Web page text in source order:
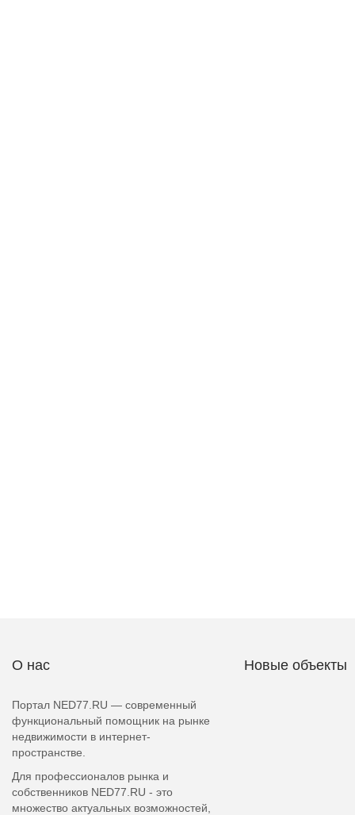
О нас
Портал NED77.RU — современный
функциональный помощник на рынке
недвижимости в интернет-
пространстве.
Для профессионалов рынка и
собственников NED77.RU - это
множество актуальных возможностей,
Новые объекты